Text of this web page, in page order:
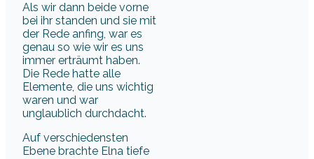
Als wir dann beide vorne
bei ihr standen und sie mit
der Rede anfing, war es
genau so wie wir es uns
immer erträumt haben.
Die Rede hatte alle
Elemente, die uns wichtig
waren und war
unglaublich durchdacht.
Auf verschiedensten
Ebene brachte Elna tiefe